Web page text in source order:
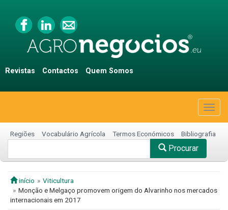
Revistas Contactos Quem Somos
Regiões Vocabulário Agrícola Termos Económicos Bibliografia
Procurar
início
Viticultura
Monção e Melgaço promovem origem do Alvarinho nos mercados
internacionais em 2017